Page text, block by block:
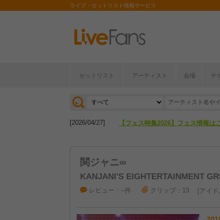
ライブ・セットリスト情報サービス
セットリスト アーティスト 会場 チ
[2026/07/28] 【ライブ動員ランキング】2026年
[2026/04/27] 【フェス特集2026】フェス情報は
関ジャニ∞
KANJANI'S EIGHTERTAINMENT
レビュー：--件 クリップ：13 アイド